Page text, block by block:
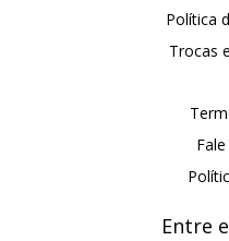
Política
Trocas
Entre